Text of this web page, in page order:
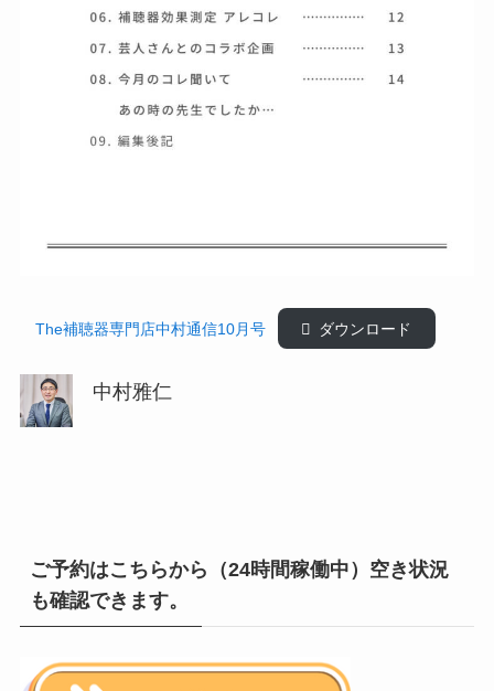
The補聴器専門店中村通信10月号 ダウンロード
中村雅仁
ご予約はこちらから（24時間稼働中）空き状況
も確認できます。